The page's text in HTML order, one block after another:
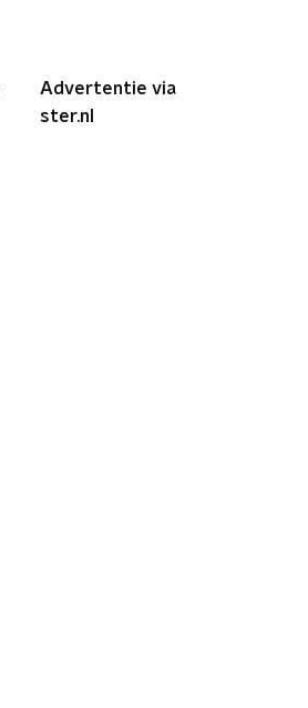
Advertentie via
ster.nl